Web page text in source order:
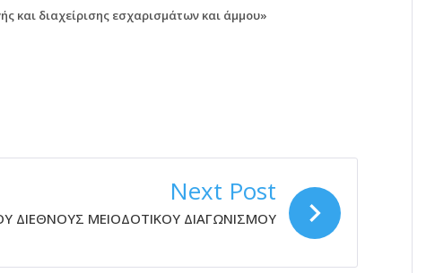
και διαχείρισης εσχαρισμάτων και άμμου»
Next Post
ΔΙΕΘΝΟΥΣ ΜΕΙΟΔΟΤΙΚΟΥ ΔΙΑΓΩΝΙΣΜΟΥ